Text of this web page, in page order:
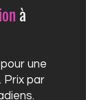
à
une
Prix par